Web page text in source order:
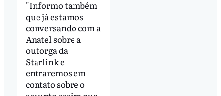
"Informo também
que já estamos
conversando com a
Anatel sobre a
outorga da
Starlink e
entraremos em
contato sobre o